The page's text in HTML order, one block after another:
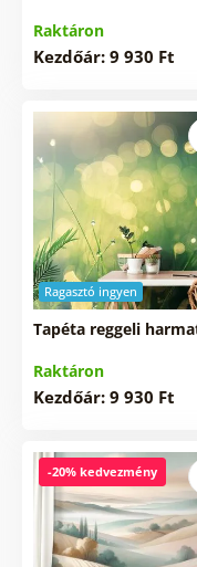
Raktáron
Kezdőár: 9 930 Ft
Ragasztó ingyen
Tapéta reggeli
Raktáron
Kezdőár: 9 930 Ft
-20% kedvezmény